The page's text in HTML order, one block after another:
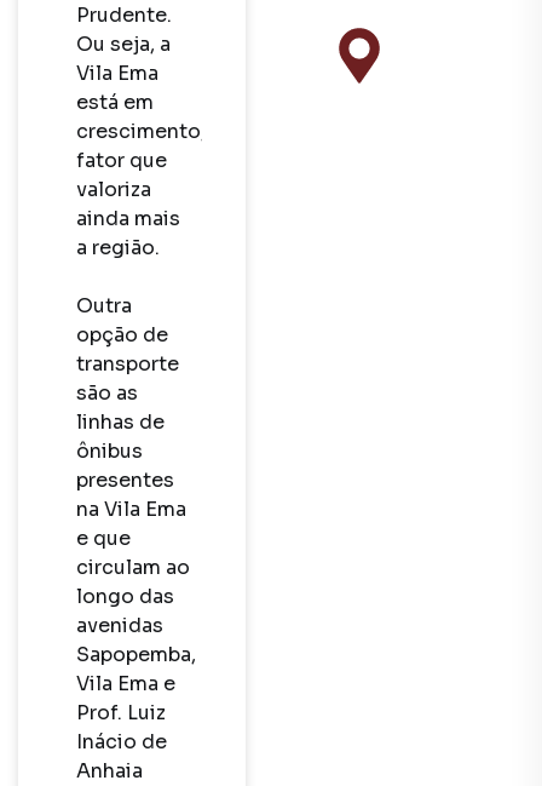
Prudente.
Ou seja, a
Vila Ema
está em
crescimento,
fator que
valoriza
ainda mais
a região.
Outra
opção de
transporte
são as
linhas de
ônibus
presentes
na Vila Ema
e que
circulam ao
longo das
avenidas
Sapopemba,
Vila Ema e
Prof. Luiz
Inácio de
Anhaia